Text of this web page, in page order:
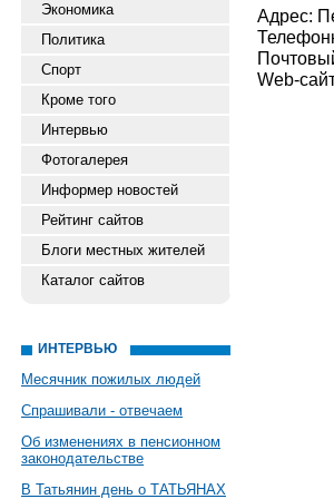
Экономика
Политика
Спорт
Кроме того
Интервью
Фотогалерея
Информер новостей
Рейтинг сайтов
Блоги местных жителей
Каталог сайтов
ИНТЕРВЬЮ
Месячник пожилых людей
Спрашивали - отвечаем
Об изменениях в пенсионном
законодательстве
В Татьянин день о ТАТЬЯНАХ
Адрес:
Web-